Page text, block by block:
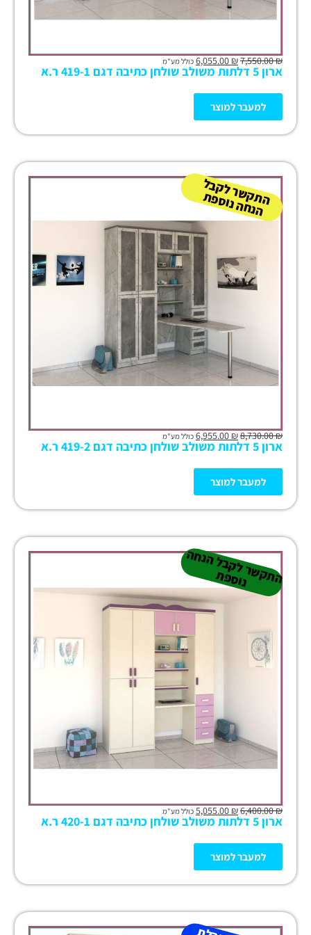
₪
7,550.00
₪ כולל מע"מ
ארון 5 דלתות משולב שולחן כתיבה דגם 419-1 ר.א
למעבר למוצר
ה
ת
ק
ש
ר
ל
ק
ב
ל
הנ
ח
ה נו
ס
פ
ת
₪
8,730.00
₪ כולל מע"מ
ארון 5 דלתות משולב שולחן כתיבה דגם 419-2 ר.א
למעבר למוצר
ה
ת
ק
ש
ר
ל
ק
ב
ל
הנ
ח
ה
נו
ס
פ
ת
₪
6,400.00
₪ כולל מע"מ
ארון 5 דלתות משולב שולחן כתיבה דגם 420-1 ר.א
למעבר למוצר